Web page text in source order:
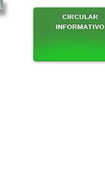
CIRCULAR
INFORMATIVO